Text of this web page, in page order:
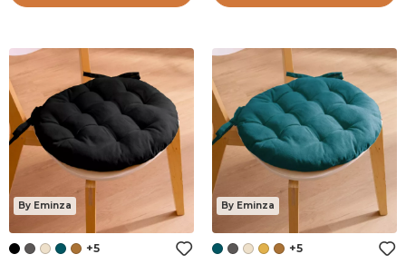
By Eminza
+5
By Eminza
+5